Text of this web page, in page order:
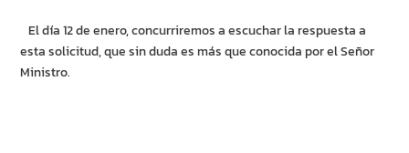
El día 12 de enero, concurriremos a escuchar la respuesta a
esta solicitud, que sin duda es más que conocida por el Señor
Ministro.